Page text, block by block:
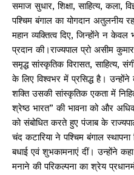
समाज सुधार, शिक्षा, साहित्य, कला,
पश्चिम बंगाल का योगदान अतुलनीय
महान व्यक्तित्व दिए, जिन्होंने न केवल
प्रदान की।राज्यपाल प्रो असीम
समृद्ध सांस्कृतिक विरासत, साहित्य,
के लिए विश्वभर में प्रसिद्ध है।
शक्ति उसकी सांस्कृतिक एकता में
श्रेष्ठ भारत” की भावना को और
को संबोधित करते हुए पंजाब के
चंद कटारिया ने पश्चिम बंगाल
बधाई एवं शुभकामनाएं दीं। उन्होंने
मनाने की परिकल्पना का श्रेय